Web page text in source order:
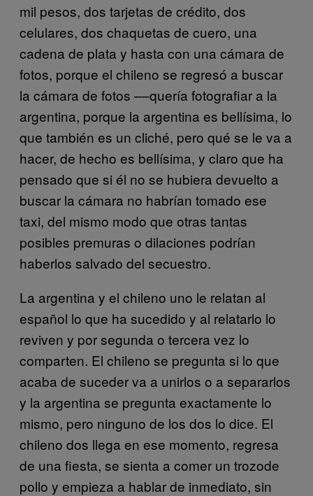
mil pesos, dos tarjetas de crédito, dos
celulares, dos chaquetas de cuero, una
cadena de plata y hasta con una cámara de
fotos, porque el chileno se regresó a buscar
la cámara de fotos ––quería fotografiar a la
argentina, porque la argentina es bellísima, lo
que también es un cliché, pero qué se le va a
hacer, de hecho es bellísima, y claro que ha
pensado que si él no se hubiera devuelto a
buscar la cámara no habrían tomado ese
taxi, del mismo modo que otras tantas
posibles premuras o dilaciones podrían
haberlos salvado del secuestro.
La argentina y el chileno uno le relatan al
español lo que ha sucedido y al relatarlo lo
reviven y por segunda o tercera vez lo
comparten. El chileno se pregunta si lo que
acaba de suceder va a unirlos o a separarlos
y la argentina se pregunta exactamente lo
mismo, pero ninguno de los dos lo dice. El
chileno dos llega en ese momento, regresa
de una fiesta, se sienta a comer un trozode
pollo y empieza a hablar de inmediato, sin